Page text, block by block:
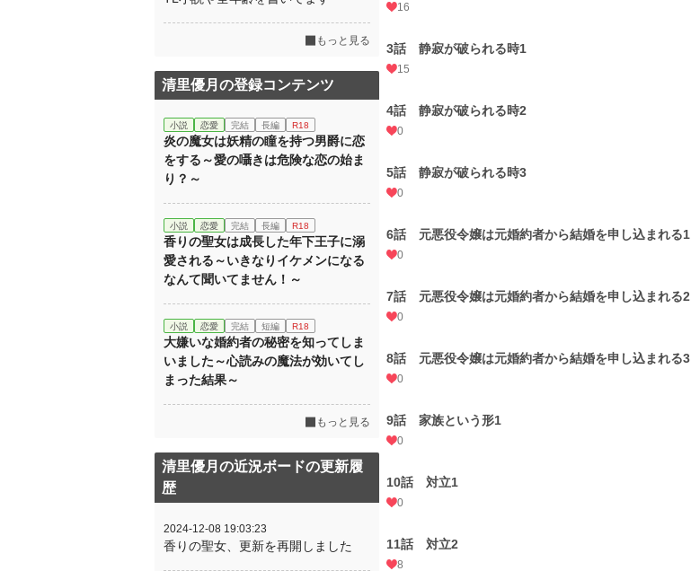
16
3話 静寂が破られる時1
15
4話 静寂が破られる時2
0
5話 静寂が破られる時3
0
6話 元悪役令嬢は元婚約者から結婚を申し込まれる1
0
7話 元悪役令嬢は元婚約者から結婚を申し込まれる2
0
8話 元悪役令嬢は元婚約者から結婚を申し込まれる3
0
9話 家族という形1
0
10話 対立1
0
11話 対立2
8
もっと見る
清里優月の登録コンテンツ
小説 恋愛 完結 長編 R18
炎の魔女は妖精の瞳を持つ男爵に恋
をする～愛の囁きは危険な恋の始ま
り？～
小説 恋愛 完結 長編 R18
香りの聖女は成長した年下王子に溺
愛される～いきなりイケメンになる
なんて聞いてません！～
小説 恋愛 完結 短編 R18
大嫌いな婚約者の秘密を知ってしま
いました～心読みの魔法が効いてし
まった結果～
もっと見る
清里優月の近況ボードの更新履
歴
2024-12-08 19:03:23
香りの聖女、更新を再開しました